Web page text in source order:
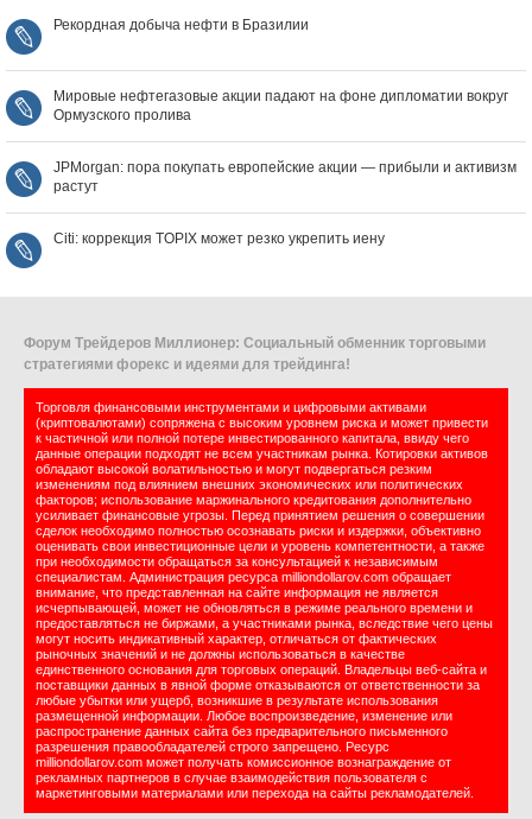
Рекордная добыча нефти в Бразилии
Мировые нефтегазовые акции падают на фоне дипломатии вокруг
Ормузского пролива
JPMorgan: пора покупать европейские акции — прибыли и активизм
растут
Citi: коррекция TOPIX может резко укрепить иену
Форум Трейдеров Миллионер: Социальный обменник торговыми
стратегиями форекс и идеями для трейдинга!
Торговля финансовыми инструментами и цифровыми активами
(криптовалютами) сопряжена с высоким уровнем риска и может привести
к частичной или полной потере инвестированного капитала, ввиду чего
данные операции подходят не всем участникам рынка. Котировки активов
обладают высокой волатильностью и могут подвергаться резким
изменениям под влиянием внешних экономических или политических
факторов; использование маржинального кредитования дополнительно
усиливает финансовые угрозы. Перед принятием решения о совершении
сделок необходимо полностью осознавать риски и издержки, объективно
оценивать свои инвестиционные цели и уровень компетентности, а также
при необходимости обращаться за консультацией к независимым
специалистам. Администрация ресурса milliondollarov.com обращает
внимание, что представленная на сайте информация не является
исчерпывающей, может не обновляться в режиме реального времени и
предоставляться не биржами, а участниками рынка, вследствие чего цены
могут носить индикативный характер, отличаться от фактических
рыночных значений и не должны использоваться в качестве
единственного основания для торговых операций. Владельцы веб-сайта и
поставщики данных в явной форме отказываются от ответственности за
любые убытки или ущерб, возникшие в результате использования
размещенной информации. Любое воспроизведение, изменение или
распространение данных сайта без предварительного письменного
разрешения правообладателей строго запрещено. Ресурс
milliondollarov.com может получать комиссионное вознаграждение от
рекламных партнеров в случае взаимодействия пользователя с
маркетинговыми материалами или перехода на сайты рекламодателей.